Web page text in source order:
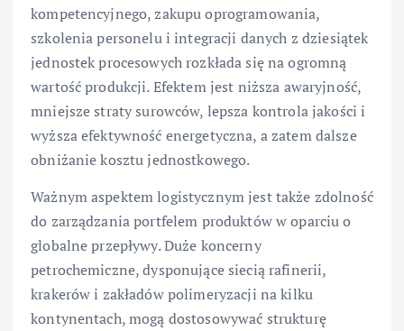
kompetencyjnego, zakupu oprogramowania,
szkolenia personelu i integracji danych z dziesiątek
jednostek procesowych rozkłada się na ogromną
wartość produkcji. Efektem jest niższa awaryjność,
mniejsze straty surowców, lepsza kontrola jakości i
wyższa efektywność energetyczna, a zatem dalsze
obniżanie kosztu jednostkowego.
Ważnym aspektem logistycznym jest także zdolność
do zarządzania portfelem produktów w oparciu o
globalne przepływy. Duże koncerny
petrochemiczne, dysponujące siecią rafinerii,
krakerów i zakładów polimeryzacji na kilku
kontynentach, mogą dostosowywać strukturę